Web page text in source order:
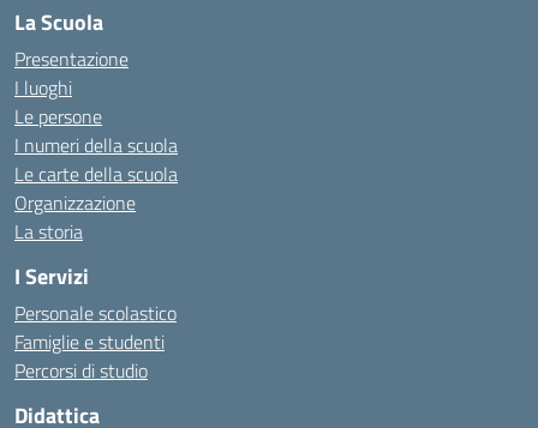
La Scuola
Presentazione
I luoghi
Le persone
I numeri della scuola
Le carte della scuola
Organizzazione
La storia
I Servizi
Personale scolastico
Famiglie e studenti
Percorsi di studio
Didattica